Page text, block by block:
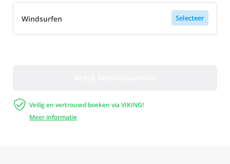
Selecteer
Windsurfen
 Veilig en vertrouwd boeken via VIKING!
Meer informatie